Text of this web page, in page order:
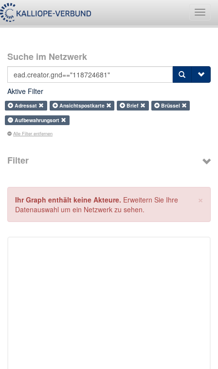
Suche im Netzwerk
Aktive Filter
Adressat Ansichtspostkarte Brief
Brüssel
Aufbewahrungsort
Alle Filter entfernen
Filter
×
Ihr Graph enthält keine Akteure. Erweitern Sie Ihre
Datenauswahl um ein Netzwerk zu sehen.